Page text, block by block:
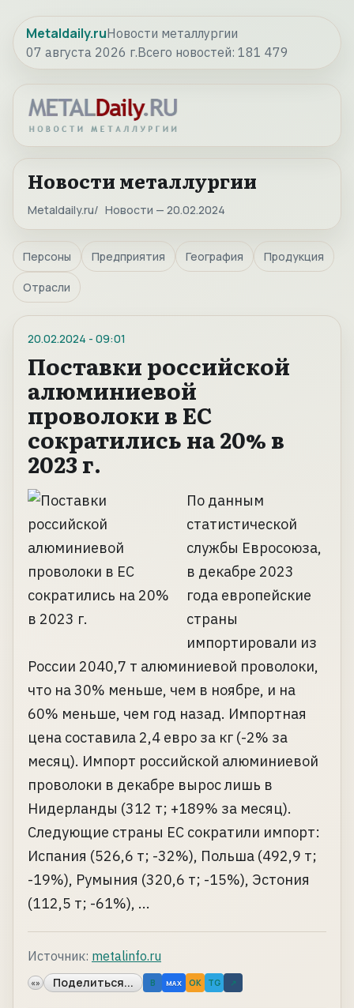
Metaldaily.ruНовости металлургии
07 августа 2026 г.Всего новостей: 181 479
Новости металлургии
Metaldaily.ru Новости — 20.02.2024
Персоны Предприятия География Продукция
Отрасли
20.02.2024 - 09:01
Поставки российской
алюминиевой
проволоки в ЕС
сократились на 20% в
2023 г.
По данным
статистической
службы Евросоюза,
в декабре 2023
года европейские
страны
импортировали из
России 2040,7 т алюминиевой проволоки,
что на 30% меньше, чем в ноябре, и на
60% меньше, чем год назад. Импортная
цена составила 2,4 евро за кг (-2% за
месяц). Импорт российской алюминиевой
проволоки в декабре вырос лишь в
Нидерланды (312 т; +189% за месяц).
Следующие страны ЕС сократили импорт:
Испания (526,6 т; -32%), Польша (492,9 т;
-19%), Румыния (320,6 т; -15%), Эстония
(112,5 т; -61%), ...
Источник: metalinfo.ru
«» Поделиться... B MAX OK TG ↗